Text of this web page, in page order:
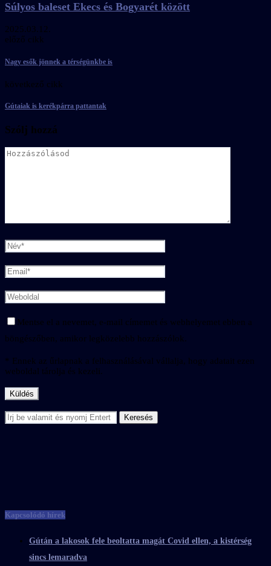
Súlyos baleset Ekecs és Bogyarét között
2025.03.12.
előző cikk
Nagy esők jönnek a térségünkbe is
következő cikk
Gútaiak is kerékpárra pattantak
Szólj hozzá
Mentse el a nevemet, e-mail címemet és webhelyemet ebben a
böngészőben, amikor legközelebb hozzászólok.
* Ennek az űrlapnak a felhasználásával vállalja, hogy adatait ezen
weboldal tárolja és kezeli.
Kapcsolódó hírek
Gútán a lakosok fele beoltatta magát Covid ellen, a kistérség
sincs lemaradva